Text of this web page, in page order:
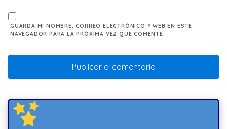
GUARDA MI NOMBRE, CORREO ELECTRÓNICO Y WEB EN ESTE
NAVEGADOR PARA LA PRÓXIMA VEZ QUE COMENTE.